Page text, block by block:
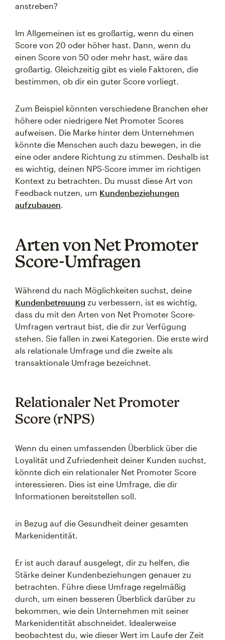
anstreben?
Im Allgemeinen ist es großartig, wenn du einen
Score von 20 oder höher hast. Dann, wenn du
einen Score von 50 oder mehr hast, wäre das
großartig. Gleichzeitig gibt es viele Faktoren, die
bestimmen, ob dir ein guter Score vorliegt.
Zum Beispiel könnten verschiedene Branchen eher
höhere oder niedrigere Net Promoter Scores
aufweisen. Die Marke hinter dem Unternehmen
könnte die Menschen auch dazu bewegen, in die
eine oder andere Richtung zu stimmen. Deshalb ist
es wichtig, deinen NPS-Score immer im richtigen
Kontext zu betrachten. Du musst diese Art von
Feedback nutzen, um Kundenbeziehungen
aufzubauen.
Arten von Net Promoter
Score-Umfragen
Während du nach Möglichkeiten suchst, deine
Kundenbetreuung zu verbessern, ist es wichtig,
dass du mit den Arten von Net Promoter Score-
Umfragen vertraut bist, die dir zur Verfügung
stehen. Sie fallen in zwei Kategorien. Die erste wird
als relationale Umfrage und die zweite als
transaktionale Umfrage bezeichnet.
Relationaler Net Promoter
Score (rNPS)
Wenn du einen umfassenden Überblick über die
Loyalität und Zufriedenheit deiner Kunden suchst,
könnte dich ein relationaler Net Promoter Score
interessieren. Dies ist eine Umfrage, die dir
Informationen bereitstellen soll.
in Bezug auf die Gesundheit deiner gesamten
Markenidentität.
Er ist auch darauf ausgelegt, dir zu helfen, die
Stärke deiner Kundenbeziehungen genauer zu
betrachten. Führe diese Umfrage regelmäßig
durch, um einen besseren Überblick darüber zu
bekommen, wie dein Unternehmen mit seiner
Markenidentität abschneidet. Idealerweise
beobachtest du, wie dieser Wert im Laufe der Zeit